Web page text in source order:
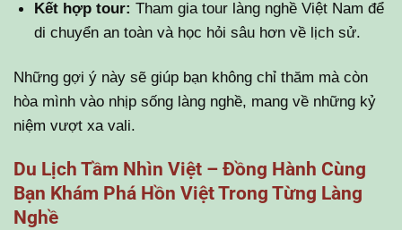
Kết hợp tour: Tham gia tour làng nghề Việt Nam để
di chuyển an toàn và học hỏi sâu hơn về lịch sử.
Những gợi ý này sẽ giúp bạn không chỉ thăm mà còn
hòa mình vào nhịp sống làng nghề, mang về những kỷ
niệm vượt xa vali.
Du Lịch Tầm Nhìn Việt – Đồng Hành Cùng
Bạn Khám Phá Hồn Việt Trong Từng Làng
Nghề